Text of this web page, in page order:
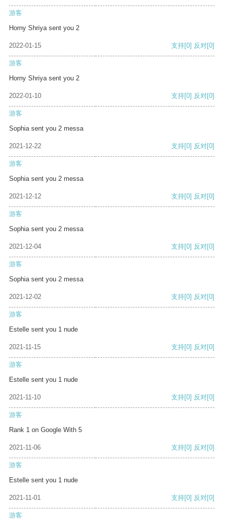
游客
Horny Shriya sent you 2
2022-01-15 支持[0] 反对[0]
游客
Horny Shriya sent you 2
2022-01-10 支持[0] 反对[0]
游客
Sophia sent you 2 messa
2021-12-22 支持[0] 反对[0]
游客
Sophia sent you 2 messa
2021-12-12 支持[0] 反对[0]
游客
Sophia sent you 2 messa
2021-12-04 支持[0] 反对[0]
游客
Sophia sent you 2 messa
2021-12-02 支持[0] 反对[0]
游客
Estelle sent you 1 nude
2021-11-15 支持[0] 反对[0]
游客
Estelle sent you 1 nude
2021-11-10 支持[0] 反对[0]
游客
Rank 1 on Google With 5
2021-11-06 支持[0] 反对[0]
游客
Estelle sent you 1 nude
2021-11-01 支持[0] 反对[0]
游客